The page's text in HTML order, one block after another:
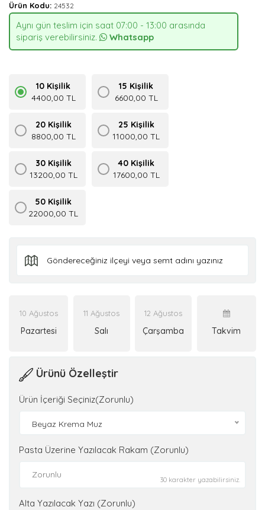
Ürün Kodu: 24532
Aynı gün teslim için saat 07:00 - 13:00 arasında
sipariş verebilirsiniz.
Whatsapp
10 Kişilik
4400,00 TL
15 Kişilik
6600,00 TL
20 Kişilik
8800,00 TL
25 Kişilik
11000,00 TL
30 Kişilik
13200,00 TL
40 Kişilik
17600,00 TL
50 Kişilik
22000,00 TL
10 Ağustos
Pazartesi
11 Ağustos
Salı
12 Ağustos
Çarşamba Takvim
Ürünü Özelleştir
Ürün İçeriği Seçiniz(Zorunlu)
Beyaz Krema Muz
Pasta Üzerine Yazılacak Rakam (Zorunlu)
30 karakter yazabilirsiniz.
Alta Yazılacak Yazı (Zorunlu)